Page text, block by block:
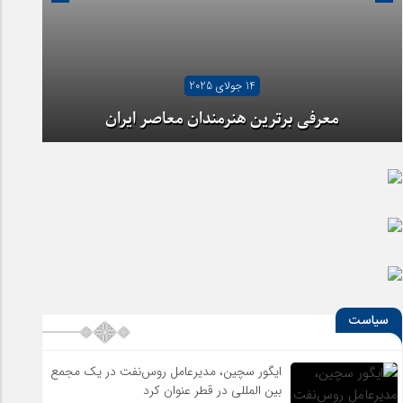
14 جولای 2025
معرفی برترین هنرمندان معاصر ایران
سیاست
ایگور سچین، مدیرعامل روس‌نفت در یک مجمع
بین المللی در قطر عنوان کرد